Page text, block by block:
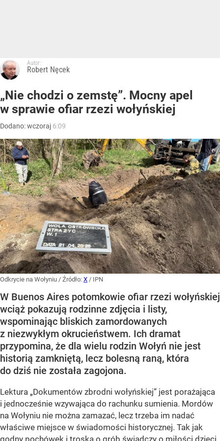
Autor:
Robert Nęcek
„Nie chodzi o zemstę”. Mocny apel
w sprawie ofiar rzezi wołyńskiej
Dodano:wczoraj 6:09
Odkrycie na Wołyniu / Źródło: X / IPN
W Buenos Aires potomkowie ofiar rzezi wołyńskiej
wciąż pokazują rodzinne zdjęcia i listy,
wspominając bliskich zamordowanych
z niezwykłym okrucieństwem. Ich dramat
przypomina, że dla wielu rodzin Wołyń nie jest
historią zamkniętą, lecz bolesną raną, która
do dziś nie została zagojona.
Lektura „Dokumentów zbrodni wołyńskiej” jest porażająca
i jednocześnie wzywająca do rachunku sumienia. Mordów
na Wołyniu nie można zamazać, lecz trzeba im nadać
właściwe miejsce w świadomości historycznej. Tak jak